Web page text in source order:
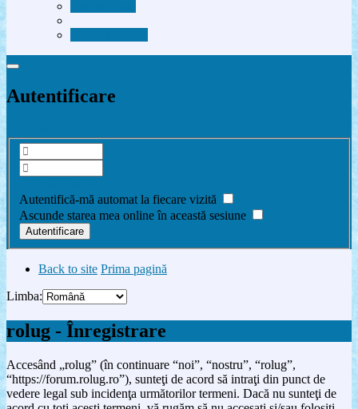
Autentificare
Autentifică-mă automat la fiecare vizită
Ascunde starea mea online în această sesiune
Back to site Prima pagină
Limba:
rolug - Înregistrare
Accesând „rolug” (în continuare “noi”, “nostru”, “rolug”,
“https://forum.rolug.ro”), sunteţi de acord să intraţi din punct de
vedere legal sub incidenţa următorilor termeni. Dacă nu sunteţi de